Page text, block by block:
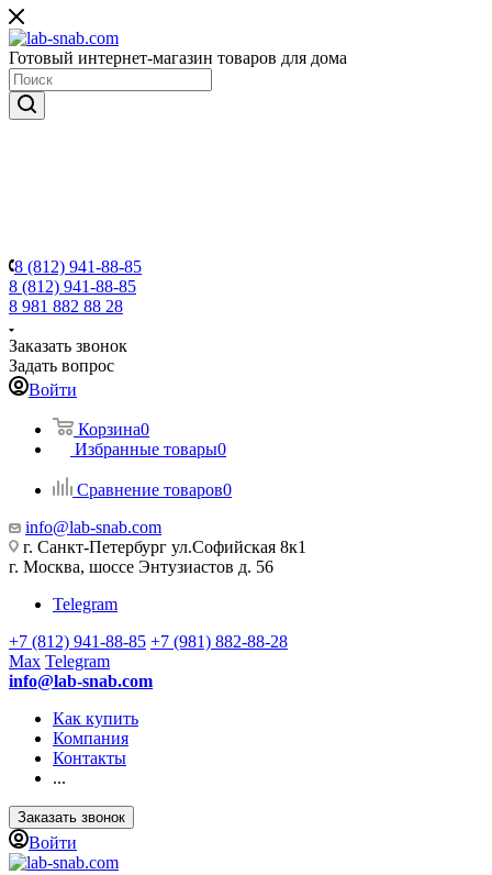
Готовый интернет-магазин товаров для дома
8 (812) 941-88-85
8 (812) 941-88-85
8 981 882 88 28
Заказать звонок
Задать вопрос
Войти
Корзина0
Избранные товары0
Сравнение товаров0
info@lab-snab.com
г. Санкт-Петербург ул.Софийская 8к1
г. Москва, шоссе Энтузиастов д. 56
Telegram
+7 (812) 941-88-85 +7 (981) 882-88-28
Max Telegram
info@lab-snab.com
Как купить
Компания
Контакты
...
Заказать звонок
Войти